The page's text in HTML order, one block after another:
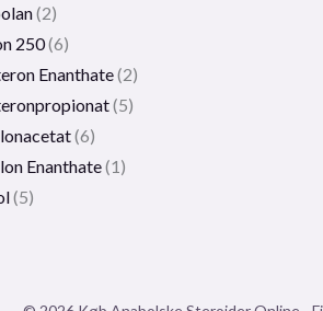
2
250 6
Enanthate 2
5
6
Enanthate 1
5